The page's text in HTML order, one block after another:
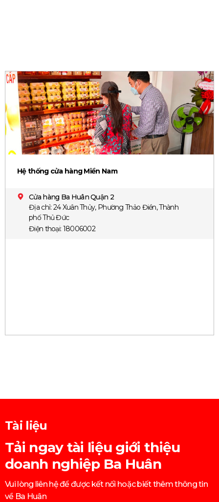
Hệ thống cửa hàng Miền Nam
Cửa hàng Ba Huân Quận 2
Địa chỉ: 24 Xuân Thủy, Phường Thảo Điền, Thành
phố Thủ Đức
Điện thoại: 18006002
Tài liệu
Tải ngay tài liệu giới thiệu
doanh nghiệp Ba Huân
Vui lòng liên hệ để được kết nối hoặc biết thêm thông tin
về Ba Huân